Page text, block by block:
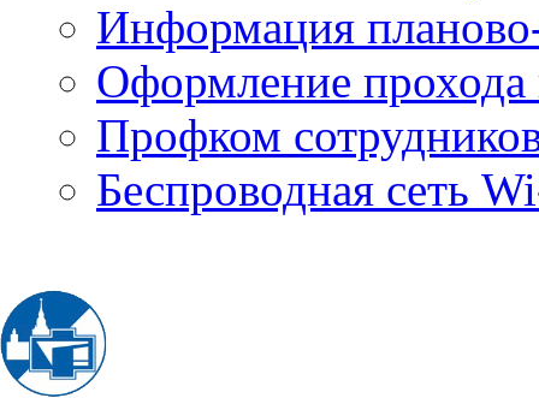
Информация
Оформление прохода
Профком
Беспроводная сеть